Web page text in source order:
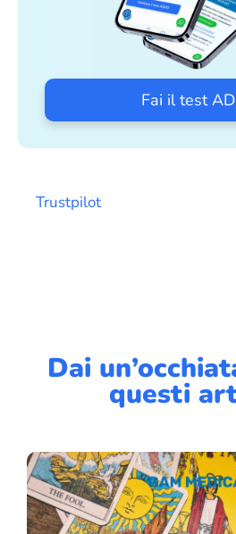
Fai il test
Trustpilot
Dai
questi